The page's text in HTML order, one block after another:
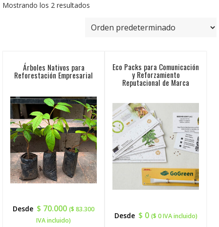
Mostrando los 2 resultados
Árboles Nativos para
Reforestación Empresarial
Desde $ 70.000 ($ 83.300
IVA incluido)
Eco Packs para Comunicación
y Reforzamiento
Reputacional de Marca
Desde $ 0 ($ 0IVA incluido)